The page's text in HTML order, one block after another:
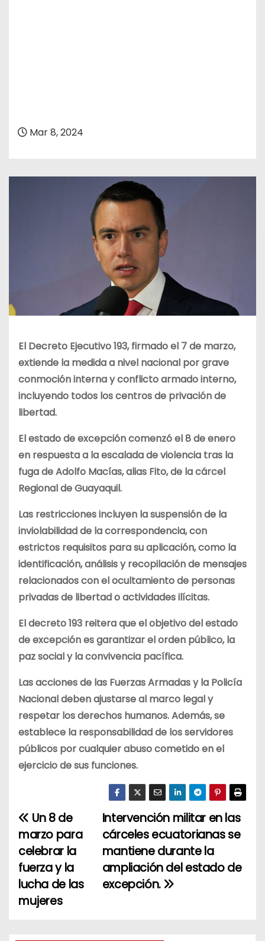
Mar 8, 2024
El Decreto Ejecutivo 193, firmado el 7 de marzo,
extiende la medida a nivel nacional por grave
conmoción interna y conflicto armado interno,
incluyendo todos los centros de privación de
libertad.
El estado de excepción comenzó el 8 de enero
en respuesta a la escalada de violencia tras la
fuga de Adolfo Macías, alias Fito, de la cárcel
Regional de Guayaquil.
Las restricciones incluyen la suspensión de la
inviolabilidad de la correspondencia, con
estrictos requisitos para su aplicación, como la
identificación, análisis y recopilación de mensajes
relacionados con el ocultamiento de personas
privadas de libertad o actividades ilícitas.
El decreto 193 reitera que el objetivo del estado
de excepción es garantizar el orden público, la
paz social y la convivencia pacífica.
Las acciones de las Fuerzas Armadas y la Policía
Nacional deben ajustarse al marco legal y
respetar los derechos humanos. Además, se
establece la responsabilidad de los servidores
públicos por cualquier abuso cometido en el
ejercicio de sus funciones.
N
a
v
e
Intervención militar en las
cárceles ecuatorianas se
mantiene durante la
ampliación del estado de
excepción.
Un 8 de
marzo para
celebrar la
fuerza y la
lucha de las
mujeres